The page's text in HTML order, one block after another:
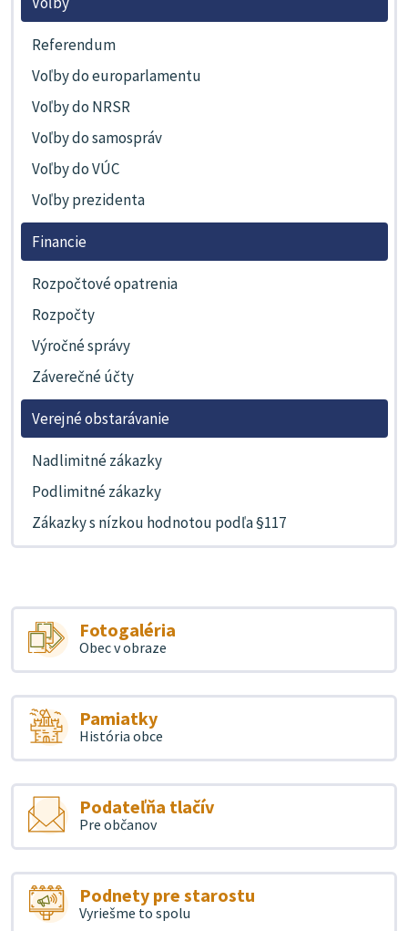
Referendum
Voľby do europarlamentu
Voľby do NRSR
Voľby do samospráv
Voľby do VÚC
Voľby prezidenta
Financie
Rozpočtové opatrenia
Rozpočty
Výročné správy
Záverečné účty
Verejné obstarávanie
Nadlimitné zákazky
Podlimitné zákazky
Zákazky s nízkou hodnotou podľa §117
Fotogaléria
Obec v obraze
Pamiatky
História obce
Podateľňa tlačív
Pre občanov
Podnety pre starostu
Vyriešme to spolu